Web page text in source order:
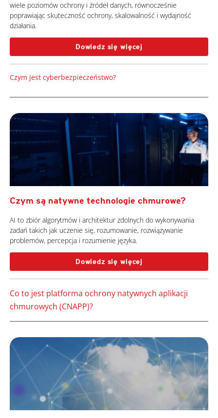
wiele poziomów ochrony i źródeł danych, równocześnie
poprawiając skuteczność ochrony, skalowalność i wydajność
działania.
Dowiedz się więcej
Czym jest cyberbezpieczeństwo?
Czym są natywne technologie chmurowe?
AI to zbiór algorytmów i architektur zdolnych do wykonywania
zadań takich jak uczenie się, rozumowanie, rozwiązywanie
problemów, percepcja i rozumienie języka.
Dowiedz się więcej
Co to jest platforma ochrony natywnych aplikacji
chmurowych (CNAPP)?